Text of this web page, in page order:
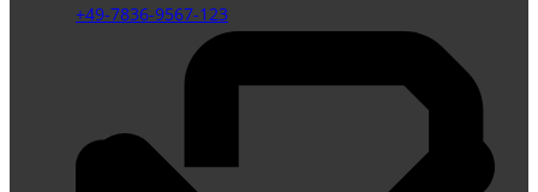
+49-7836-9567-123